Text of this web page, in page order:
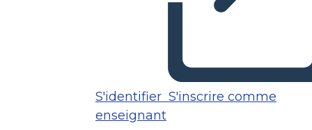
S'identifier S'inscrire comme
enseignant